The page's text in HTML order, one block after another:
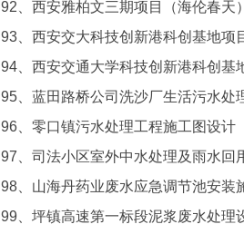
92、西安雅柏文三期项目（海伦春天
93、西安交大科技创新港科创基地项
94、西安交通大学科技创新港科创基
95、蓝田路桥公司洗沙厂生活污水处
96、零口镇污水处理工程施工图设计
97、司法小区室外中水处理及雨水回
98、山海丹药业废水应急调节池安装
99、坪镇高速第一标段泥浆废水处理